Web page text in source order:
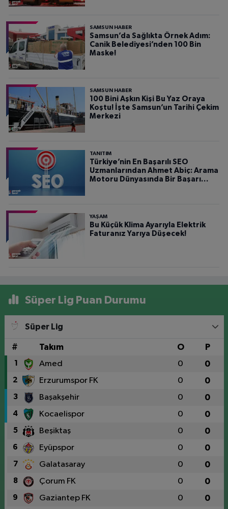
SAMSUN HABER
Samsun’da Sağlıkta Örnek Adım:
Canik Belediyesi’nden 100 Bin
Maske!
SAMSUN HABER
100 Bini Aşkın Kişi Bu Yaz Oraya
Koştu! İşte Samsun’un Tarihi Çekim
Merkezi
TANITIM
Türkiye’nin En Başarılı SEO
Uzmanlarından Ahmet Abiç: Arama
Motoru Dünyasında Bir Başarı
YAŞAM
Bu Küçük Klima Ayarıyla Elektrik
Faturanız Yarıya Düşecek!
Süper Lig Puan Durumu
Süper Lig
# Takım O P
1 Amed 0 0
2 Erzurumspor FK 0 0
3 Başakşehir 0 0
4 Kocaelispor 0 0
5 Beşiktaş 0 0
6 Eyüpspor 0 0
7 Galatasaray 0 0
8 Çorum FK 0 0
9 Gaziantep FK 0 0